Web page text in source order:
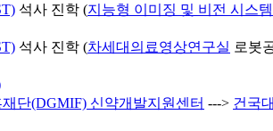
석사 진학 (지능형 이미징 및 비전 시스
석사 진학 (차세대의료영상연구실 로봇
단(DGMIF) 신약개발지원센터 ---> 건국